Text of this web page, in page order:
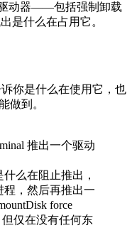
驱动器——包括强制卸载
是什么在占用它。
你是什么在使用它，也
做到。
推出一个驱动
什么在阻止推出，
，然后再推出一
force
仅在没有任何东